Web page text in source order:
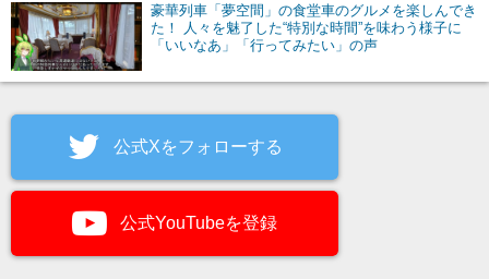
豪華列車「夢空間」の食堂車のグルメを楽しんでき
た！ 人々を魅了した“特別な時間”を味わう様子に
「いいなあ」「行ってみたい」の声
公式Xをフォローする
公式YouTubeを登録